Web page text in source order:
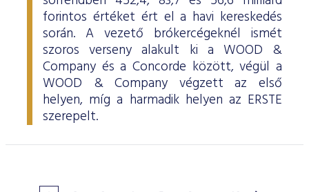
forintos értéket ért el a havi kereskedés
során. A vezető brókercégeknél ismét
szoros verseny alakult ki a WOOD &
Company és a Concorde között, végül a
WOOD & Company végzett az első
helyen, míg a harmadik helyen az ERSTE
szerepelt.